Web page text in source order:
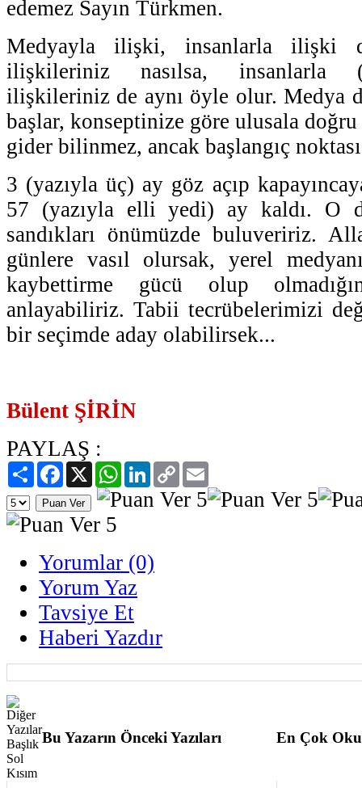
edemez Sayın Türkmen.
Medyayla ilişki, insanlarla ilişki
ilişkileriniz nasılsa, insanlarla
ilişkileriniz de aynı öyle olur. Medya
başlar, konseptinize göre ulusala doğru
gider bilinmez, ancak başlangıç
3 (yazıyla üç) ay göz açıp
57 (yazıyla elli yedi) ay kaldı. O
sandıkları önümüzde buluveririz.
günlere vasıl olursak, yerel
kaybettirme gücü olup
anlayabiliriz. Tabii tecrübelerimizi
bir seçimde aday olabilirsek...
Bülent ŞİRİN
PAYLAŞ :
PaylaşFacebook
X WhatsAppLinkedIn
Copy
Link
Yorumlar (0)
Yorum Yaz
Tavsiye Et
Haberi Yazdır
Bu Yazarın Önceki Yazıları En Çok